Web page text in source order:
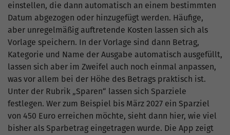
einstellen, die dann automatisch an einem bestimmten
Datum abgezogen oder hinzugefügt werden. Häufige,
aber unregelmäßig auftretende Kosten lassen sich als
Vorlage speichern. In der Vorlage sind dann Betrag,
Kategorie und Name der Ausgabe automatisch ausgefüllt,
lassen sich aber im Zweifel auch noch einmal anpassen,
was vor allem bei der Höhe des Betrags praktisch ist.
Unter der Rubrik „Sparen“ lassen sich Sparziele
festlegen. Wer zum Beispiel bis März 2027 ein Sparziel
von 450 Euro erreichen möchte, sieht dann hier, wie viel
bisher als Sparbetrag eingetragen wurde. Die App zeigt